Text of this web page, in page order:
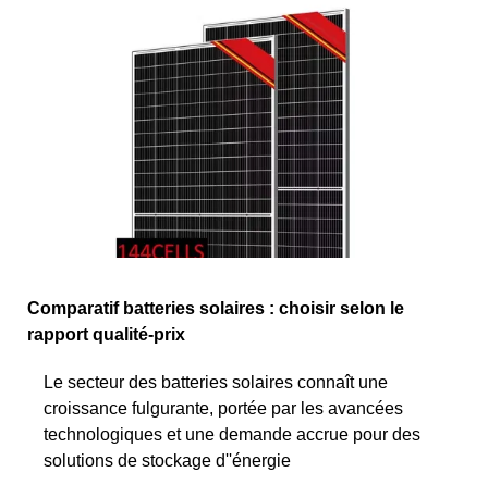
Comparatif batteries solaires : choisir selon le
rapport qualité-prix
Le secteur des batteries solaires connaît une
croissance fulgurante, portée par les avancées
technologiques et une demande accrue pour des
solutions de stockage d''énergie